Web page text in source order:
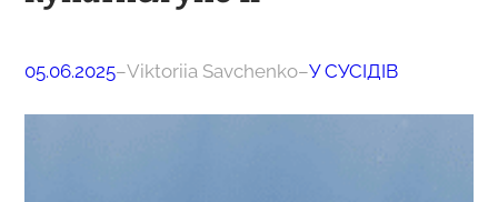
05.06.2025–Viktoriia Savchenko–У СУСІДІВ